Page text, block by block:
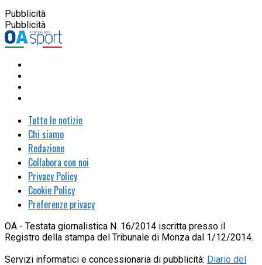
Pubblicità
Pubblicità
Tutte le notizie
Chi siamo
Redazione
Collabora con noi
Privacy Policy
Cookie Policy
Preferenze privacy
OA - Testata giornalistica N. 16/2014 iscritta presso il
Registro della stampa del Tribunale di Monza dal 1/12/2014.
Servizi informatici e concessionaria di pubblicità: Diario del